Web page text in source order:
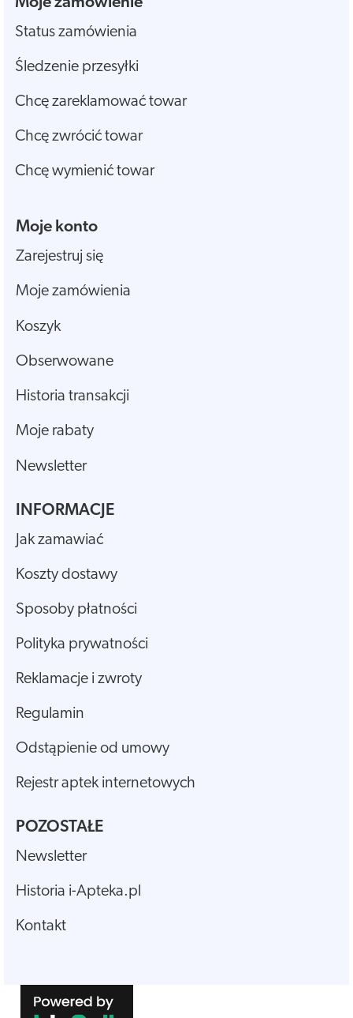
Status zamówienia
Śledzenie przesyłki
Chcę zareklamować towar
Chcę zwrócić towar
Chcę wymienić towar
Moje konto
Zarejestruj się
Moje zamówienia
Koszyk
Obserwowane
Historia transakcji
Moje rabaty
Newsletter
INFORMACJE
Jak zamawiać
Koszty dostawy
Sposoby płatności
Polityka prywatności
Reklamacje i zwroty
Regulamin
Odstąpienie od umowy
Rejestr aptek internetowych
POZOSTAŁE
Newsletter
Historia i-Apteka.pl
Kontakt